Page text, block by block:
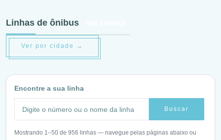
Linhas de ônibus
Ver por cidade →
Encontre a sua linha
Buscar
Mostrando 1–50 de 956 linhas — navegue pelas páginas abaixo ou